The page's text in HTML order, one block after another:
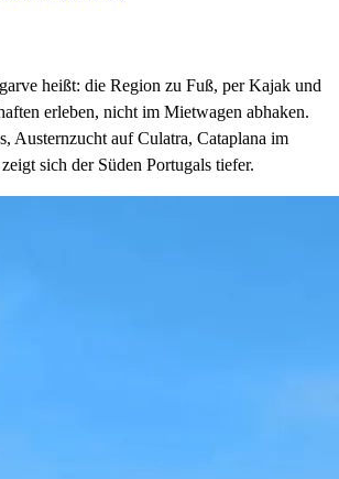
heißt: die Region zu Fuß, per Kajak und
erleben, nicht im Mietwagen abhaken.
Austernzucht auf Culatra, Cataplana im
sich der Süden Portugals tiefer.